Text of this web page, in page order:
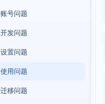
账号问题
开发问题
设置问题
使用问题
迁移问题